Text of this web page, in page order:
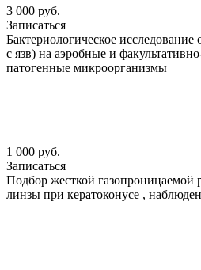
3 000 руб.
Записаться
Бактериологическое исследование
с язв) на аэробные и
патогенные микроорганизмы
1 000 руб.
Записаться
Подбор жесткой газопроницаемой
линзы при кератоконусе ,